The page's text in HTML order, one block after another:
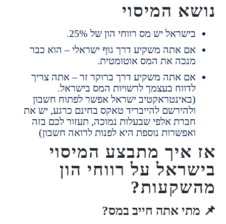
המיסוי
בישראל יש מס רווחי הון של 25%.
אם אתה משקיע דרך גוף ישראלי – הוא כבר
מנכה את המס אוטומטית.
אם אתה משקיע דרך ברוקר זר – אתה צריך
לדווח בעצמך לרשויות המס בישראל.
(באינטראקטיב ישראל אפשר לפתוח חשבון
ולהירשם להייבריד טאקס בחינם כרגע, יש את
חברת אלפי שבעלות נמוכה, תעזור לכם בזה
ואפשרות נוספת היא לפנות לרואה חשבון)
מתבצע המיסוי
על רווחי הון
אתה חייב במס?